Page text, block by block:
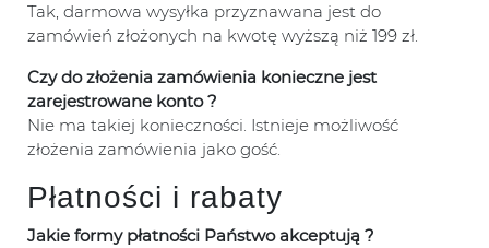
Tak, darmowa wysyłka przyznawana jest do
zamówień złożonych na kwotę wyższą niż 199 zł.
Czy do złożenia zamówienia konieczne jest
zarejestrowane konto ?
Nie ma takiej konieczności. Istnieje możliwość
złożenia zamówienia jako gość.
Płatności i rabaty
Jakie formy płatności Państwo akceptują ?